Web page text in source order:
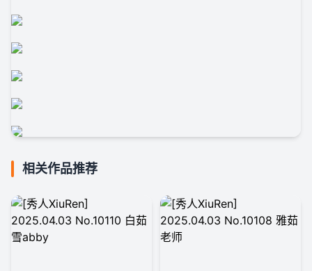
相关作品推荐